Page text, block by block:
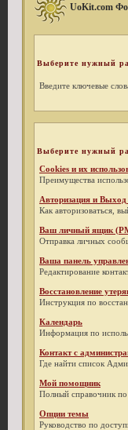
UoKit.com
Выберите нужный
Введите ключевые
Выберите нужный
Cookies и их
Преимущества
Авторизация и
Как авторизоваться,
Ваш личный ящик
Отправка личных
Ваша панель
Редактирование
Восстановление
Инструкция по
Календарь
Информация по
Контакт с
Где найти список
Мой помощник
Полный справочник по
Опции темы
Руководство по